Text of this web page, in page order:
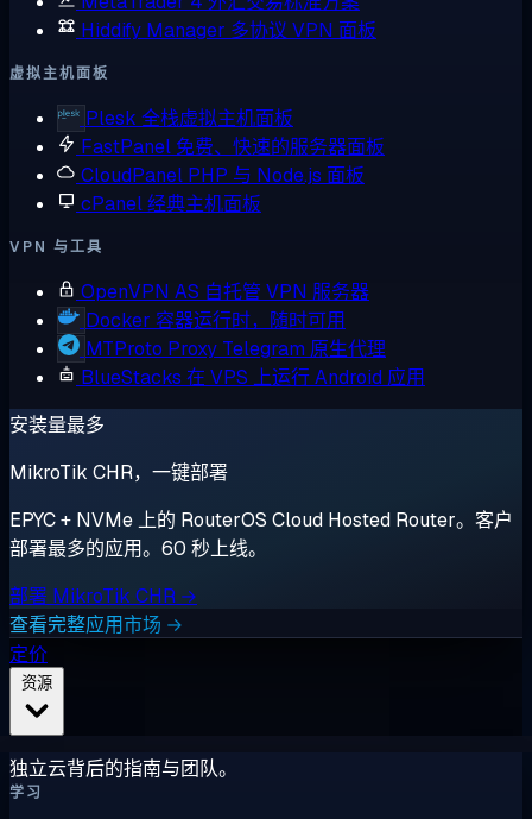
Hiddify Manager 多协议 VPN 面板
虚拟主机面板
Plesk 全栈虚拟主机面板
FastPanel 免费、快速的服务器面板
CloudPanel PHP 与 Node.js 面板
cPanel经典主机面板
VPN 与工具
OpenVPN AS 自托管 VPN 服务器
Docker 容器运行时，随时可用
MTProto Proxy Telegram 原生代理
BlueStacks 在 VPS 上运行 Android 应用
安装量最多
MikroTik CHR，一键部署
EPYC + NVMe 上的 RouterOS Cloud Hosted Router。客户
部署最多的应用。60 秒上线。
部署 MikroTik CHR →
查看完整应用市场 →
定价
独立云背后的指南与团队。
学习